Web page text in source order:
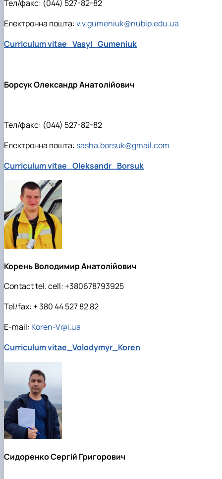
Тел/факс: (044) 527-82-82
Електронна пошта:v.v.gumeniuk@nubip.edu.ua
Curriculum vitae_Vasyl_Gumeniuk
Борсук Олександр Анатолійович
Тел/факс: (044) 527-82-82
Електронна пошта: sasha.borsuk@gmail.com
Curriculum vitae_Oleksandr_Borsuk
Корень Володимир Анатолійович
Contact tel. cell: +380678793925
Tel/fax: + 380 44 527 82 82
E-mail: Koren-V@i.ua
Curriculum vitae_Volodymyr_Koren
Сидоренко Сергій Григорович